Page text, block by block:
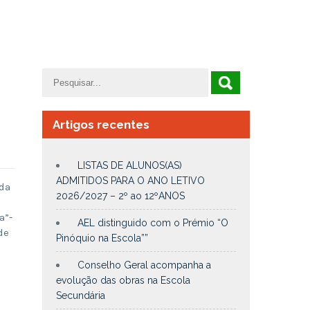
Artigos recentes
LISTAS DE ALUNOS(AS)
ADMITIDOS PARA O ANO LETIVO
2026/2027 – 2º ao 12ºANOS
AEL distinguido com o Prémio “O
Pinóquio na Escola””
Conselho Geral acompanha a
evolução das obras na Escola
Secundária